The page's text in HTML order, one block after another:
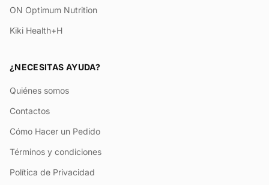
ON Optimum Nutrition
Kiki Health+H
¿NECESITAS AYUDA?
Quiénes somos
Contactos
Cómo Hacer un Pedido
Términos y condiciones
Política de Privacidad